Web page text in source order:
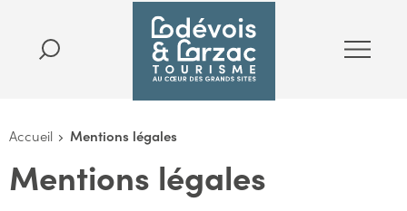
Accueil Mentions légales
Mentions légales